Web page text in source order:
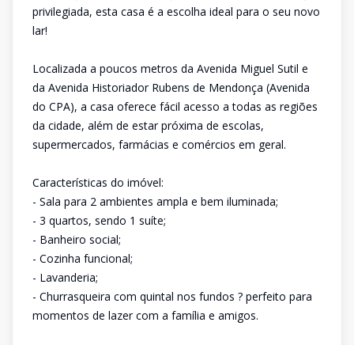
privilegiada, esta casa é a escolha ideal para o seu novo
lar!
Localizada a poucos metros da Avenida Miguel Sutil e
da Avenida Historiador Rubens de Mendonça (Avenida
do CPA), a casa oferece fácil acesso a todas as regiões
da cidade, além de estar próxima de escolas,
supermercados, farmácias e comércios em geral.
Características do imóvel:
- Sala para 2 ambientes ampla e bem iluminada;
- 3 quartos, sendo 1 suíte;
- Banheiro social;
- Cozinha funcional;
- Lavanderia;
- Churrasqueira com quintal nos fundos ? perfeito para
momentos de lazer com a família e amigos.